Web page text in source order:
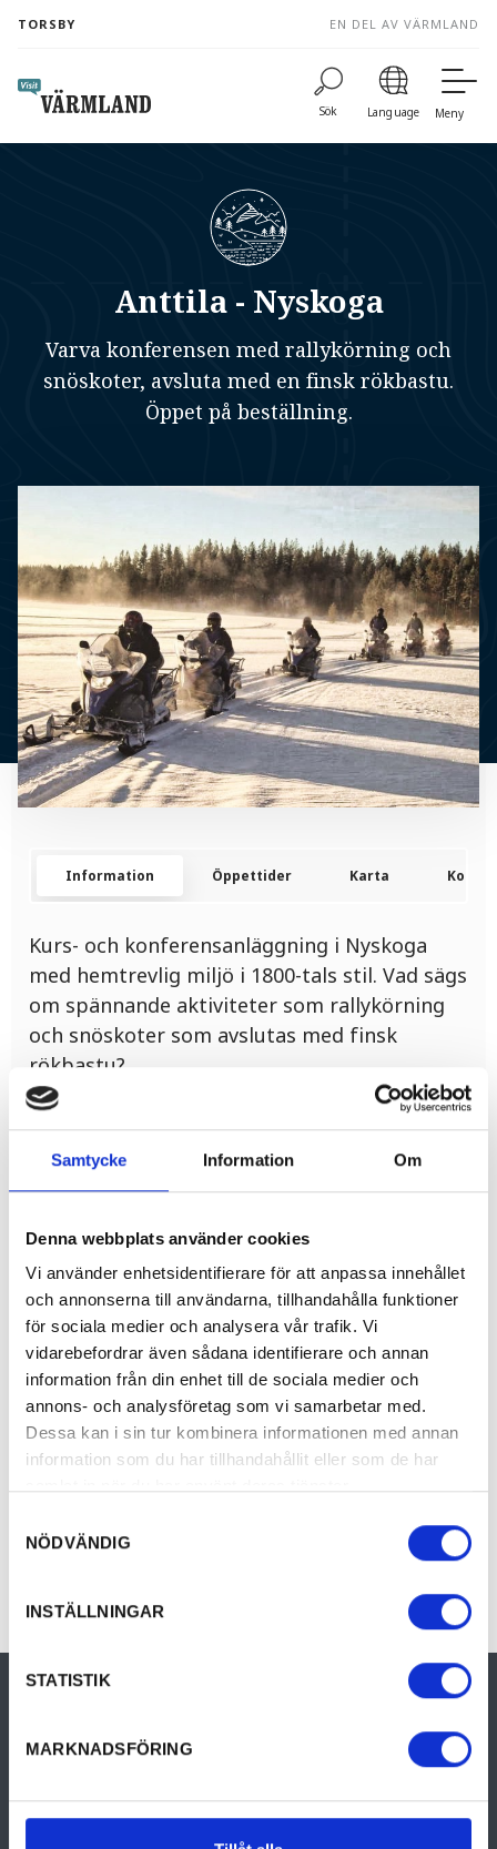
Samtycke Information Om
Denna webbplats använder cookies
Vi använder enhetsidentifierare för att anpassa innehållet
och annonserna till användarna, tillhandahålla funktioner
för sociala medier och analysera vår trafik. Vi
vidarebefordrar även sådana identifierare och annan
information från din enhet till de sociala medier och
annons- och analysföretag som vi samarbetar med.
Dessa kan i sin tur kombinera informationen med annan
information som du har tillhandahållit eller som de har
NÖDVÄNDIG
INSTÄLLNINGAR
STATISTIK
MARKNADSFÖRING
content
TORSBY EN DEL AV VÄRMLAND
Sök Language Meny
Anttila - Nyskoga
Varva konferensen med rallykörning och
snöskoter, avsluta med en finsk rökbastu.
Öppet på beställning.
Information Öppettider Karta
Kurs- och konferensanläggning i Nyskoga
med hemtrevlig miljö i 1800-tals stil. Vad sägs
om spännande aktiviteter som rallykörning
och snöskoter som avslutas med finsk
rökbastu?
Gammaldags stil på stugorna men de har
moderna faciliteter.
Ni kan även välja aktiviteter som tre- och
Finsk rökbastu, ett bastubad som man inte
glömmer i första taget.
Arrangerar allt från rallykörning till vanlig
vinterkörning på isbanor.
Öppet på beställning.
Torsby Turistinformation